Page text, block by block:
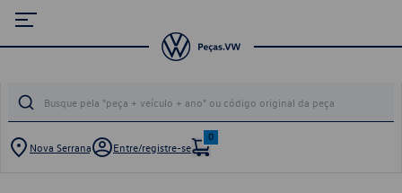
Nova Serrana Entre/registre-se
0